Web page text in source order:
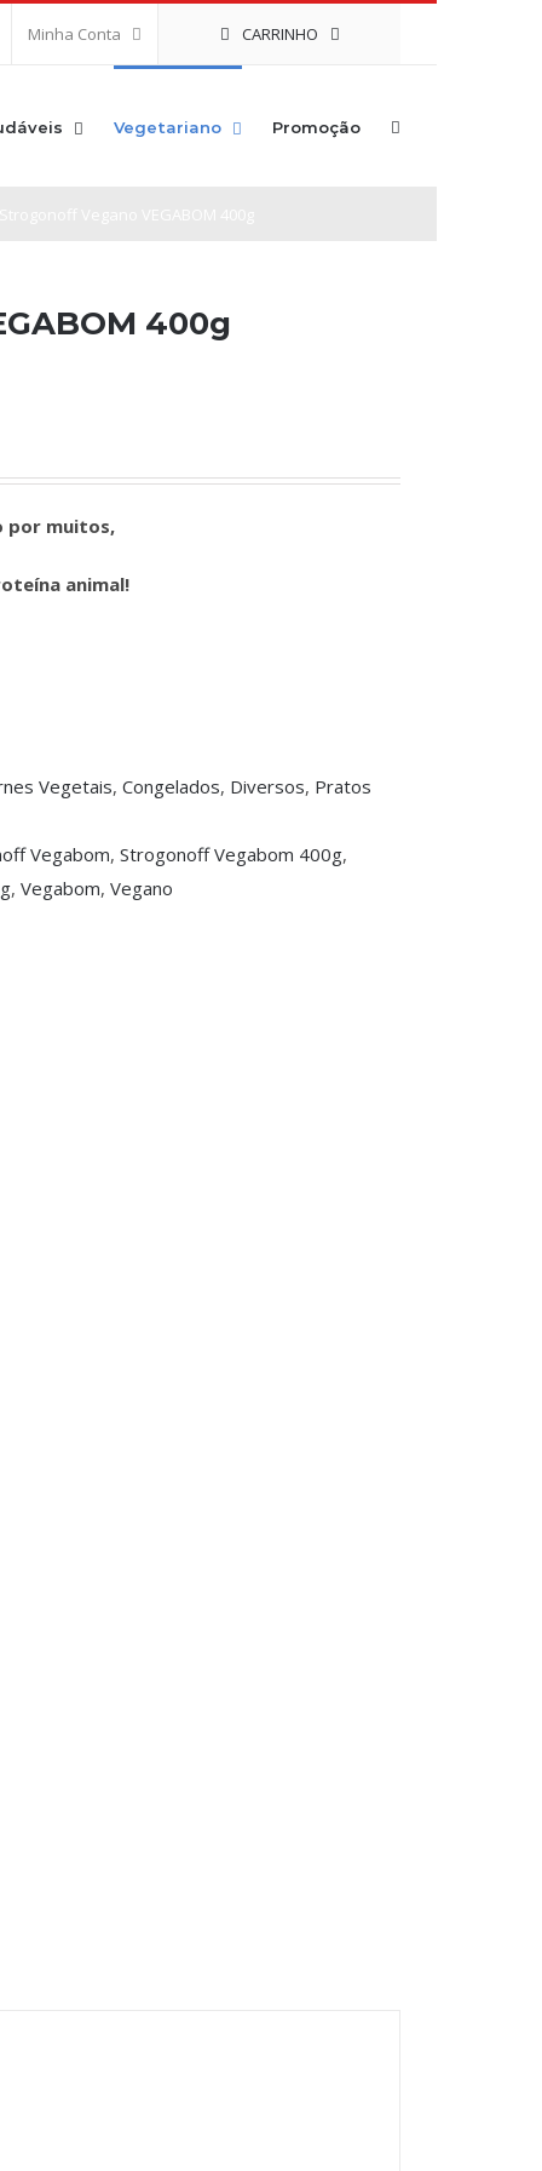
Minha Conta CARRINHO
Vegetariano Promoção
400g
por muitos,
animal!
Vegetais, Congelados, Diversos, Pratos
Vegabom, Strogonoff Vegabom 400g,
, Vegabom, Vegano